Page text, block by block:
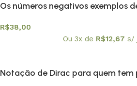
Os números negativos exemplos
R$38,00
Ou 3x de R$12,67 s/
Notação de Dirac para quem tem